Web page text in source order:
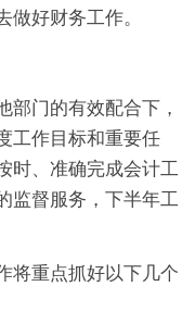
好财务工作。
部门的有效配合下，
工作目标和重要任
时、准确完成会计工
监督服务，下半年工
将重点抓好以下几个